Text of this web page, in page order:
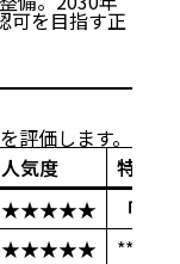
可を目指す正
評価します。
人気度
特徴・
★★★★★
「南
★★★★★
**「三
田」の情緒
大プロジェ
的な資産性